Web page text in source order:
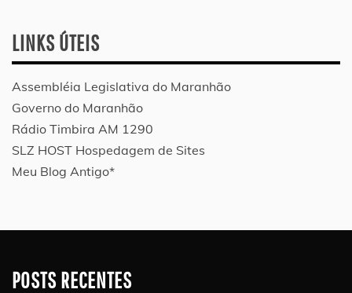
LINKS ÚTEIS
Assembléia Legislativa do Maranhão
Governo do Maranhão
Rádio Timbira AM 1290
SLZ HOST Hospedagem de Sites
Meu Blog Antigo*
POSTS RECENTES